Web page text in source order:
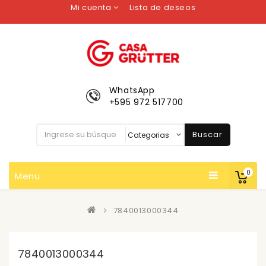
Mi cuenta Lista de deseos
0
WhatsApp
+595 972 517700
Buscar
Menu
7840013000344
7840013000344